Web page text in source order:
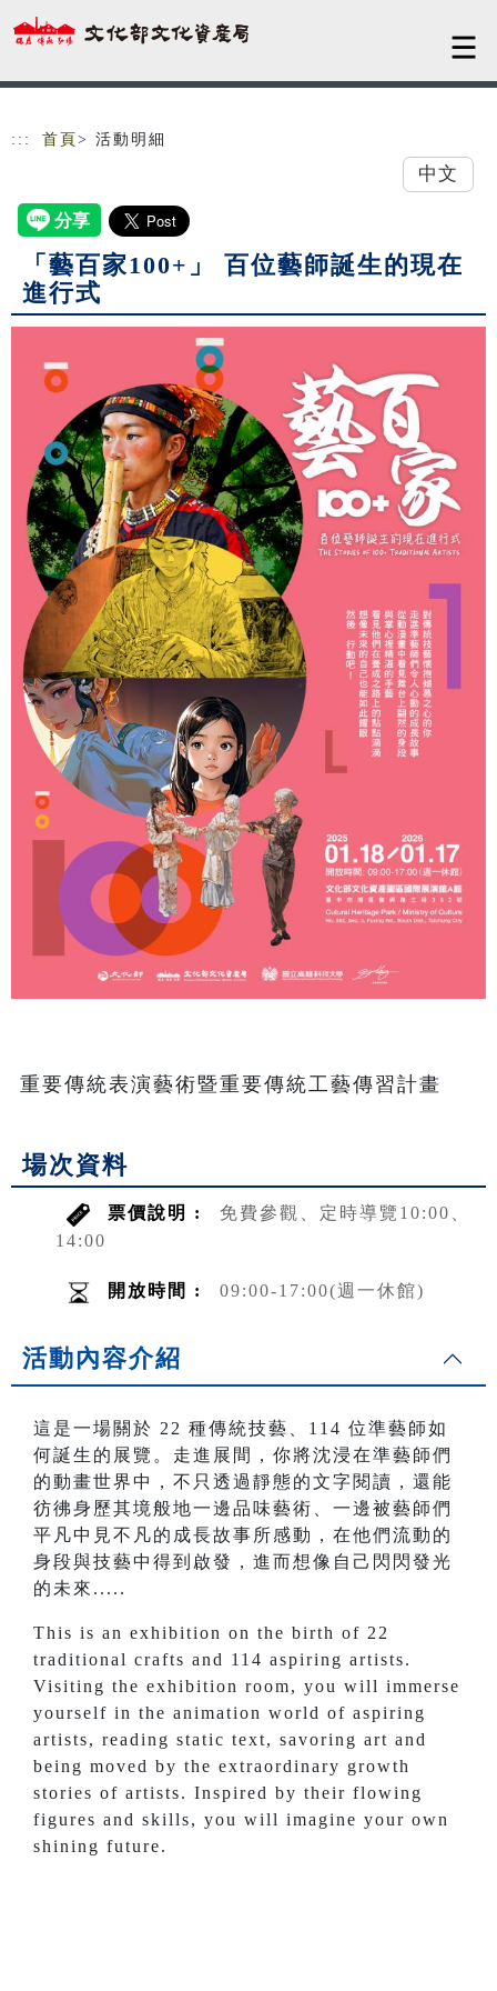
跳到主要內容
網站導覽
::: 首頁 > 活動明細
中文
「藝百家100+」 百位藝師誕生的現在
進行式
重要傳統表演藝術暨重要傳統工藝傳習計畫
場次資料
票價說明 :
免費參觀、定時導覽10:00、
14:00
開放時間 : 09:00-17:00(週一休館)
活動內容介紹
這是一場關於 22 種傳統技藝、114 位準藝師如
何誕生的展覽。走進展間，你將沈浸在準藝師們
的動畫世界中，不只透過靜態的文字閱讀，還能
彷彿身歷其境般地一邊品味藝術、一邊被藝師們
平凡中見不凡的成長故事所感動，在他們流動的
身段與技藝中得到啟發，進而想像自己閃閃發光
的未來.....
This is an exhibition on the birth of 22
traditional crafts and 114 aspiring artists.
Visiting the exhibition room, you will immerse
yourself in the animation world of aspiring
artists, reading static text, savoring art and
being moved by the extraordinary growth
stories of artists. Inspired by their flowing
figures and skills, you will imagine your own
shining future.